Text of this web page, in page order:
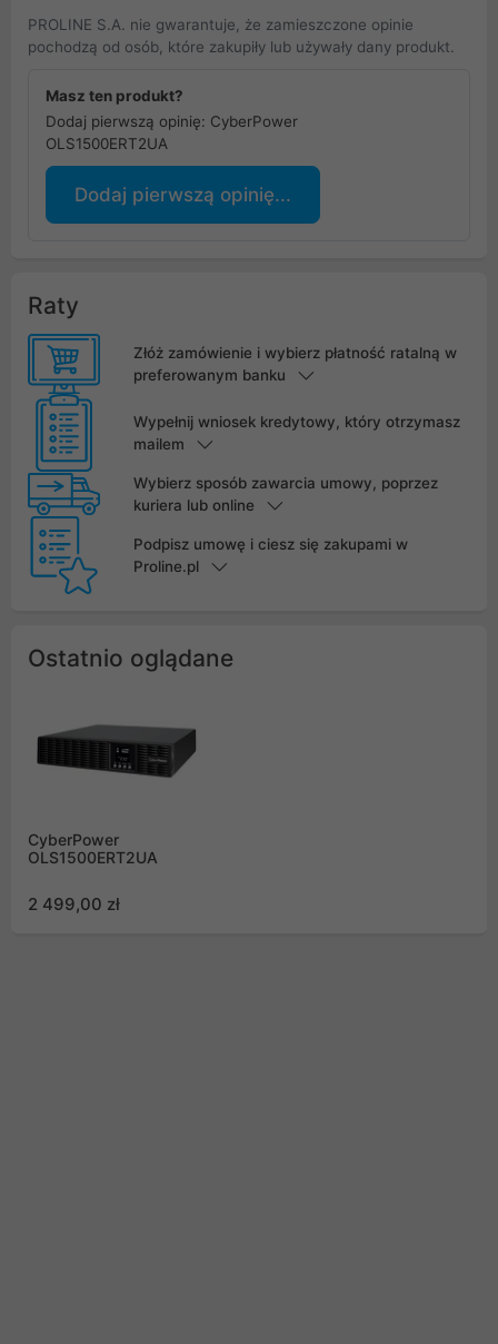
PROLINE S.A. nie gwarantuje, że zamieszczone opinie
pochodzą od osób, które zakupiły lub używały dany produkt.
Masz ten produkt?
Dodaj pierwszą opinię: CyberPower
OLS1500ERT2UA
Dodaj pierwszą opinię...
Raty
Złóż zamówienie i wybierz płatność ratalną w
preferowanym banku
Wypełnij wniosek kredytowy, który otrzymasz
mailem
Wybierz sposób zawarcia umowy, poprzez
kuriera lub online
Podpisz umowę i ciesz się zakupami w
Proline.pl
Ostatnio oglądane
CyberPower
OLS1500ERT2UA
2 499,00 zł